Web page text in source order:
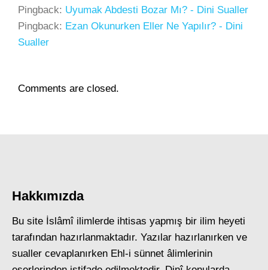
Pingback: Uyumak Abdesti Bozar Mı? - Dini Sualler
Pingback: Ezan Okunurken Eller Ne Yapılır? - Dini
Sualler
Comments are closed.
Hakkımızda
Bu site İslâmî ilimlerde ihtisas yapmış bir ilim heyeti
tarafından hazırlanmaktadır. Yazılar hazırlanırken ve
sualler cevaplanırken Ehl-i sünnet âlimlerinin